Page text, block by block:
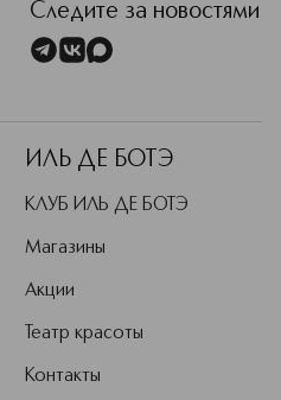
Следите за новостями
ИЛЬ ДЕ БОТЭ
КЛУБ ИЛЬ ДЕ БОТЭ
Магазины
Акции
Театр красоты
Контакты